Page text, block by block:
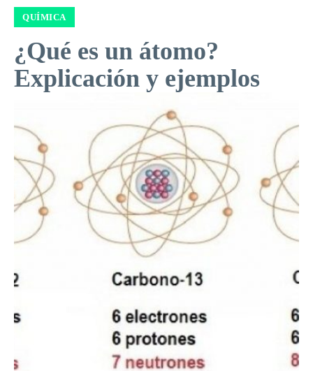
QUÍMICA
¿Qué es un átomo?
Explicación y ejemplos